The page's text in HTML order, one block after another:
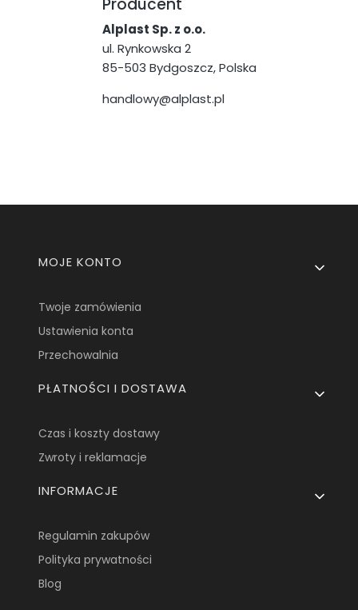
Producent
Alplast Sp. z o.o.
ul. Rynkowska 2
85-503 Bydgoszcz, Polska
handlowy@alplast.pl
Linki w stopce
MOJE KONTO
Twoje zamówienia
Ustawienia konta
Przechowalnia
PŁATNOŚCI I DOSTAWA
Czas i koszty dostawy
Zwroty i reklamacje
INFORMACJE
Regulamin zakupów
Polityka prywatności
Blog